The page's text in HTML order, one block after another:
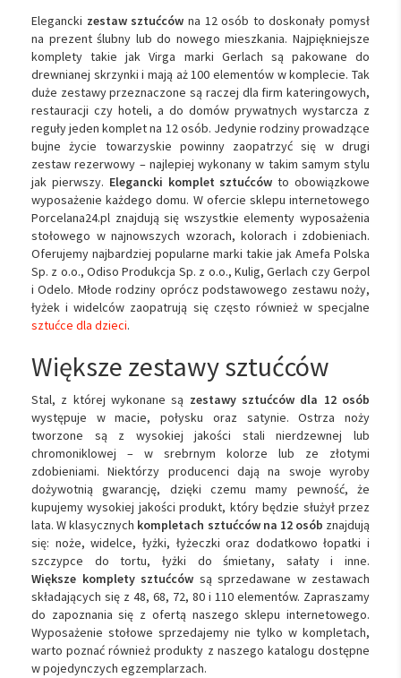
Elegancki zestaw sztućców na 12 osób to doskonały pomysł
na prezent ślubny lub do nowego mieszkania. Najpiękniejsze
komplety takie jak Virga marki Gerlach są pakowane do
drewnianej skrzynki i mają aż 100 elementów w komplecie. Tak
duże zestawy przeznaczone są raczej dla firm kateringowych,
restauracji czy hoteli, a do domów prywatnych wystarcza z
reguły jeden komplet na 12 osób. Jedynie rodziny prowadzące
bujne życie towarzyskie powinny zaopatrzyć się w drugi
zestaw rezerwowy – najlepiej wykonany w takim samym stylu
jak pierwszy. Elegancki komplet sztućców to obowiązkowe
wyposażenie każdego domu. W ofercie sklepu internetowego
Porcelana24.pl znajdują się wszystkie elementy wyposażenia
stołowego w najnowszych wzorach, kolorach i zdobieniach.
Oferujemy najbardziej popularne marki takie jak Amefa Polska
Sp. z o.o., Odiso Produkcja Sp. z o.o., Kulig, Gerlach czy Gerpol
i Odelo. Młode rodziny oprócz podstawowego zestawu noży,
łyżek i widelców zaopatrują się często również w specjalne
sztućce dla dzieci.
Większe zestawy sztućców
Stal, z której wykonane są zestawy sztućców dla 12 osób
występuje w macie, połysku oraz satynie. Ostrza noży
tworzone są z wysokiej jakości stali nierdzewnej lub
chromoniklowej – w srebrnym kolorze lub ze złotymi
zdobieniami. Niektórzy producenci dają na swoje wyroby
dożywotnią gwarancję, dzięki czemu mamy pewność, że
kupujemy wysokiej jakości produkt, który będzie służył przez
lata. W klasycznych kompletach sztućców na 12 osób znajdują
się: noże, widelce, łyżki, łyżeczki oraz dodatkowo łopatki i
szczypce do tortu, łyżki do śmietany, sałaty i inne.
Większe komplety sztućców są sprzedawane w zestawach
składających się z 48, 68, 72, 80 i 110 elementów. Zapraszamy
do zapoznania się z ofertą naszego sklepu internetowego.
Wyposażenie stołowe sprzedajemy nie tylko w kompletach,
warto poznać również produkty z naszego katalogu dostępne
w pojedynczych egzemplarzach.